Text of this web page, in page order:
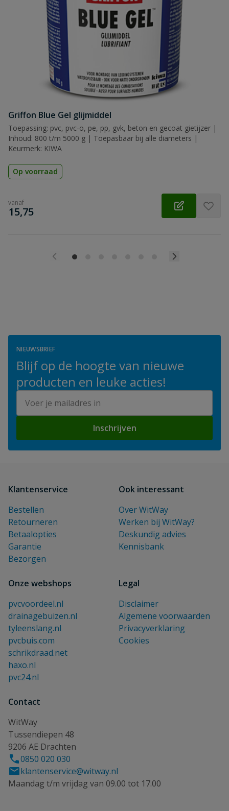
Griffon Blue Gel glijmiddel
Toepassing: pvc, pvc-o, pe, pp, gvk, beton en gecoat gietijzer |
Inhoud: 800 t/m 5000 g | Toepasbaar bij alle diameters |
Keurmerk: KIWA
Op voorraad
vanaf
€
15,75
NIEUWSBRIEF
Blijf op de hoogte van nieuwe
producten en leuke acties!
Inschrijven
Klantenservice
Bestellen
Retourneren
Betaalopties
Garantie
Bezorgen
Ook interessant
Over WitWay
Werken bij WitWay?
Deskundig advies
Kennisbank
Onze webshops
pvcvoordeel.nl
drainagebuizen.nl
tyleenslang.nl
pvcbuis.com
schrikdraad.net
haxo.nl
pvc24.nl
Legal
Disclaimer
Algemene voorwaarden
Privacyverklaring
Cookies
Contact
WitWay
Tussendiepen 48
9206 AE Drachten
0850 020 030
klantenservice@witway.nl
Maandag t/m vrijdag van 09.00 tot 17.00